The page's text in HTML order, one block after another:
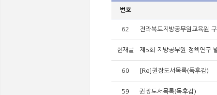
번호
62 전라북도지방공무원교육원
현재글 제5회 지방공무원 정책연구
60 [Re]권장도서목록(독후감)
59 권장도서목록(독후감)